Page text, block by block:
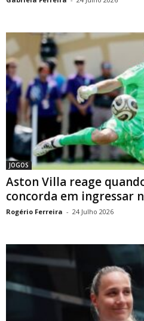
JOGOS
Aston Villa reage
concorda em ingressar
Rogério Ferreira - 24 Julho 2026